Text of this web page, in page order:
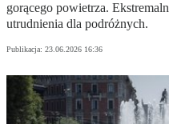
gorącego powietrza.
utrudnienia dla podróżnych.
Publikacja: 23.06.2026 16:36